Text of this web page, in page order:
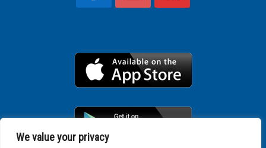
We value your privacy